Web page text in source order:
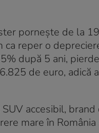
pornește de la
ca reper o
după 5 ani,
de euro, adică
accesibil, brand
mare în România